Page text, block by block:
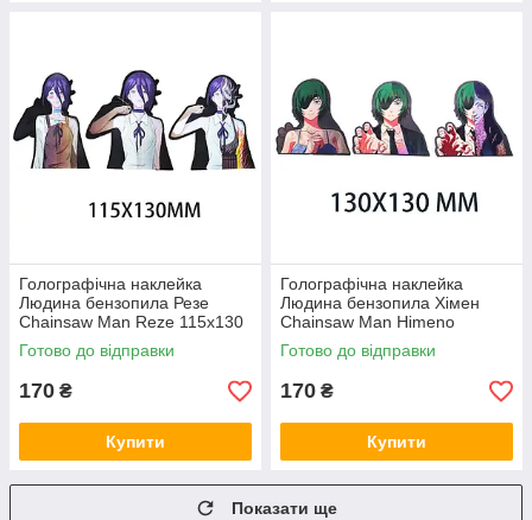
Голографічна наклейка
Людина бензопила Резе
Chainsaw Man Reze 115x130
мм
Готово до відправки
170 ₴
Купити
Голографічна наклейка
Людина бензопила Хімен
Chainsaw Man Himeno
130x130 мм
Готово до відправки
170 ₴
Купити
Показати ще